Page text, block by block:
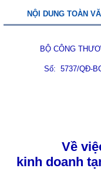
NỘI DUNG TOÀN
BỘ CÔNG
Số: 5737/QĐ-
Về
kinh doanh